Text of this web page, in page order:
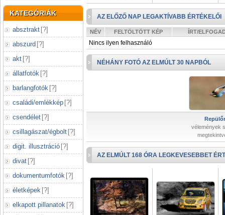
KATEGÓRIÁK
absztrakt [?]
abszurd [?]
akt [?]
állatfotók [?]
barlangfotók [?]
családi/emlékkép [?]
csendélet [?]
csillagászat/égbolt [?]
digit. illusztráció [?]
divat [?]
dokumentumfotók [?]
életképek [?]
elkapott pillanatok [?]
AZ ELŐZŐ NAP LEGAKTÍVABB ÉRTÉKELŐI
NÉV FELTÖLTÖTT KÉP ÍRT/
Nincs ilyen felhasználó
NÉHÁNY FOTÓ AZ ELMÚLT 30 NAPBÓL
vélemények
AZ ELMÚLT 168 ÓRA LEGKEVESEBBET